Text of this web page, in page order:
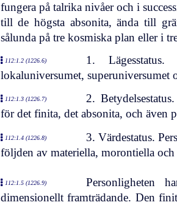
fungera på talrika nivåer och i
till de högsta absonita, ända till
sålunda på tre kosmiska plan eller i
112:1.2 (1226.6)
1.
lokaluniversumet, superuniversumet
112:1.3 (1226.7)
2.
för det finita, det absonita, och även
112:1.4 (1226.8)
3. Värdestatus.
följden av materiella, morontiella
112:1.5 (1226.9)
Personligheten
dimensionellt framträdande. Den